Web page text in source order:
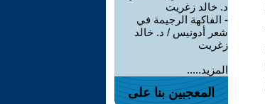
د. خالد زغريت
- الفاكهة الرجيمة في
شعر أدونيس / د. خالد
زغريت
المزيد.....
المعجبين بنا على